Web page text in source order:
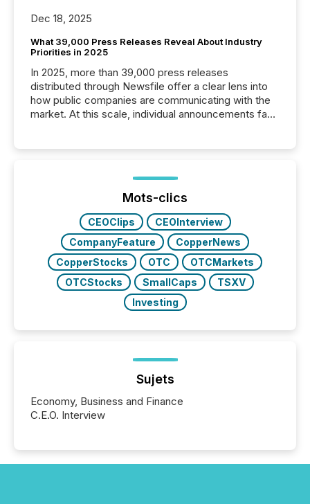
Dec 18, 2025
What 39,000 Press Releases Reveal About Industry
Priorities in 2025
In 2025, more than 39,000 press releases
distributed through Newsfile offer a clear lens into
how public companies are communicating with the
market. At this scale, individual announcements fade
trust. Last year, this analysis focused on identifying
the most common keywords by industry. This...
Mots-clics
CEOClips
CEOInterview
CompanyFeature
CopperNews
CopperStocks
OTC
OTCMarkets
OTCStocks
SmallCaps
TSXV
Investing
Sujets
Economy, Business and Finance
C.E.O. Interview